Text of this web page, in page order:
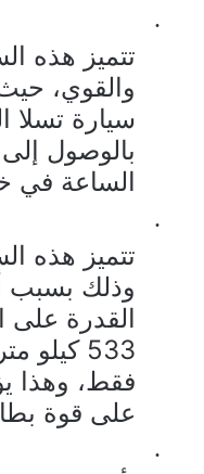
·
تتميز هذه
والقوي،
سيارة تسلا
الساعة في خلال 5
·
تتميز هذه
وذلك بسبب
القدرة
533
فقط، وهذا
على قوة
·